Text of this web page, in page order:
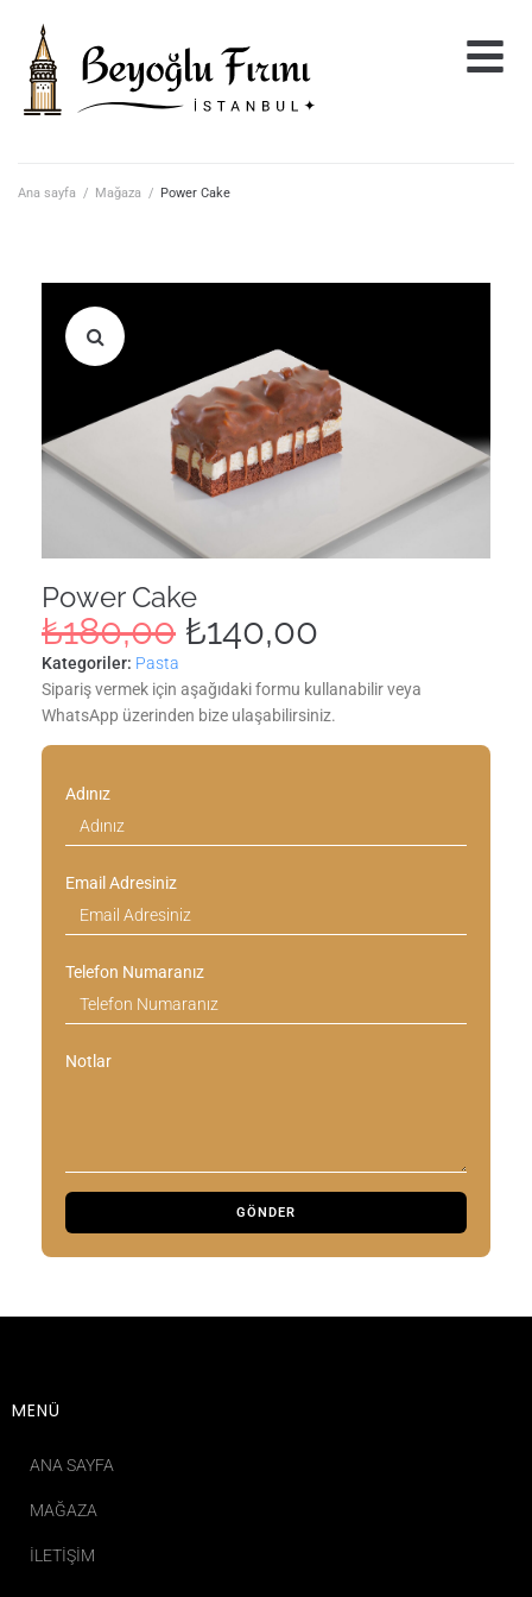
Ana sayfa / Mağaza / Power Cake
Power Cake
₺180,00 ₺140,00
Kategoriler: Pasta
Sipariş vermek için aşağıdaki formu kullanabilir veya
WhatsApp üzerinden bize ulaşabilirsiniz.
Adınız
Email Adresiniz
Telefon Numaranız
Notlar
MENÜ
ANA SAYFA
MAĞAZA
İLETIŞIM